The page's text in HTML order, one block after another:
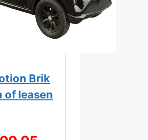
Brik
of leasen